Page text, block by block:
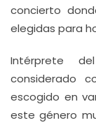
concierto
elegidas para
Intérprete
considerado
escogido en
este género